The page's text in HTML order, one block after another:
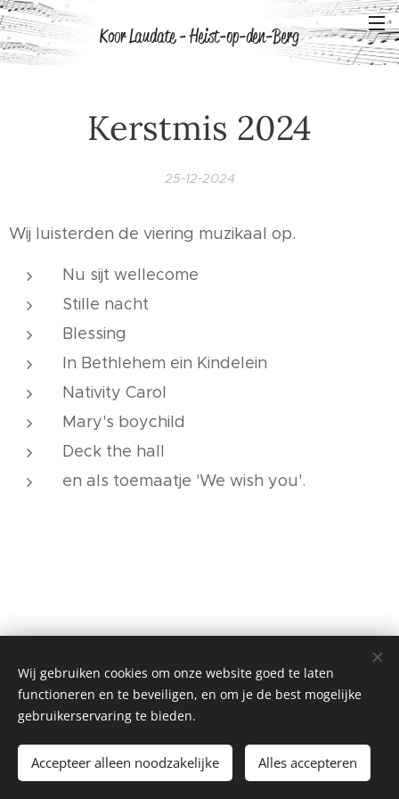
Koor Laudate - Heist-op-den-Berg
Kerstmis 2024
25-12-2024
Wij luisterden de viering muzikaal op.
Nu sijt wellecome
Stille nacht
Blessing
In Bethlehem ein Kindelein
Nativity Carol
Mary's boychild
Deck the hall
en als toemaatje 'We wish you'.
Cookies
Wij gebruiken cookies om onze website goed te laten
functioneren en te beveiligen, en om je de best mogelijke
gebruikerservaring te bieden.
Accepteer alleen noodzakelijke Alles accepteren